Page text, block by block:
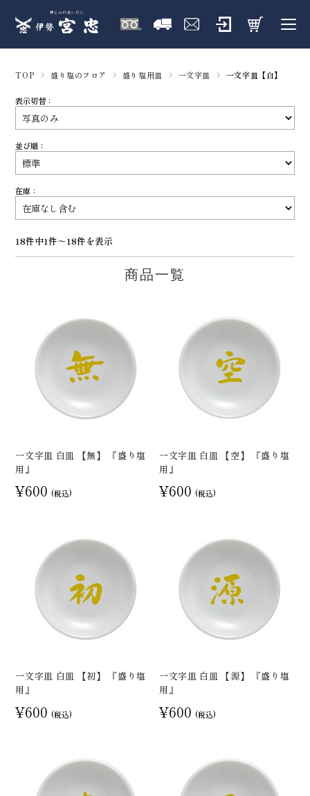
TOP 盛り塩のフロア 盛り塩用皿 一文字皿 一文字皿【白】
表示切替：
並び順：
在庫：
18件中1件～18件を表示
商品一覧
一文字皿 白皿 【無】 『盛り塩
用』
¥600 (税込)
一文字皿 白皿 【空】 『盛り塩
用』
¥600 (税込)
一文字皿 白皿 【初】 『盛り塩
用』
¥600 (税込)
一文字皿 白皿 【源】 『盛り塩
用』
¥600 (税込)